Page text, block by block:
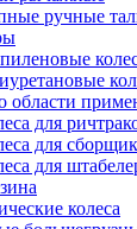
ручные
области
для
для
для
колеса